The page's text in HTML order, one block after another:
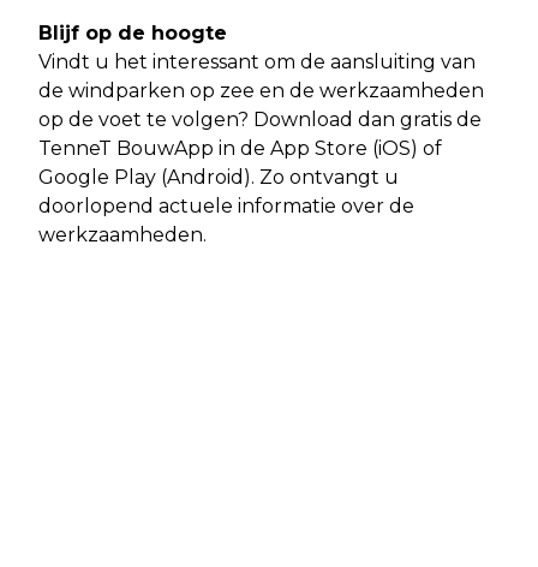
Blijf op de hoogte
Vindt u het interessant om de aansluiting van
de windparken op zee en de werkzaamheden
op de voet te volgen? Download dan gratis de
TenneT BouwApp in de App Store (iOS) of
Google Play (Android). Zo ontvangt u
doorlopend actuele informatie over de
werkzaamheden.